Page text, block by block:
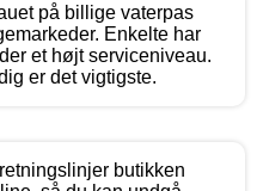
på billige vaterpas
Enkelte har
et højt serviceniveau.
er det vigtigste.
butikken